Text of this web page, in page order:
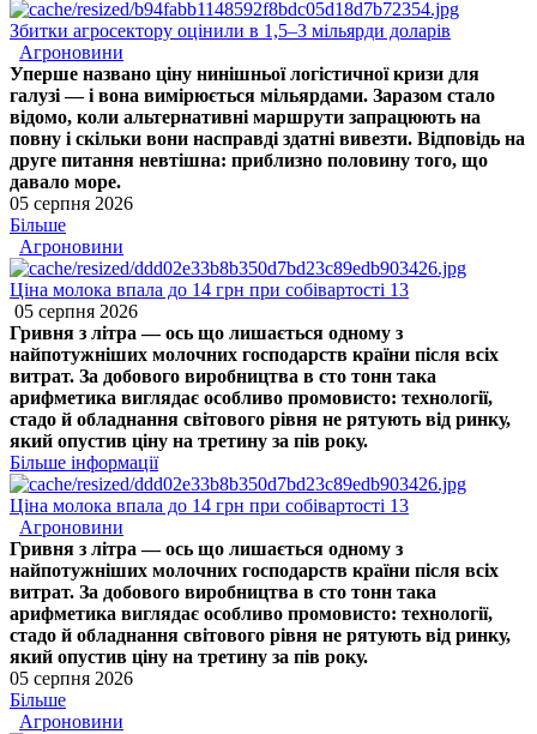
Збитки агросектору оцінили в 1,5–3 мільярди доларів
Агроновини
Уперше названо ціну нинішньої логістичної кризи для
галузі — і вона вимірюється мільярдами. Заразом стало
відомо, коли альтернативні маршрути запрацюють на
повну і скільки вони насправді здатні вивезти. Відповідь на
друге питання невтішна: приблизно половину того, що
давало море.
05 серпня 2026
Більше
Агроновини
Ціна молока впала до 14 грн при собівартості 13
05 серпня 2026
Гривня з літра — ось що лишається одному з
найпотужніших молочних господарств країни після всіх
витрат. За добового виробництва в сто тонн така
арифметика виглядає особливо промовисто: технології,
стадо й обладнання світового рівня не рятують від ринку,
який опустив ціну на третину за пів року.
Більше інформації
Ціна молока впала до 14 грн при собівартості 13
Агроновини
Гривня з літра — ось що лишається одному з
найпотужніших молочних господарств країни після всіх
витрат. За добового виробництва в сто тонн така
арифметика виглядає особливо промовисто: технології,
стадо й обладнання світового рівня не рятують від ринку,
який опустив ціну на третину за пів року.
05 серпня 2026
Більше
Агроновини